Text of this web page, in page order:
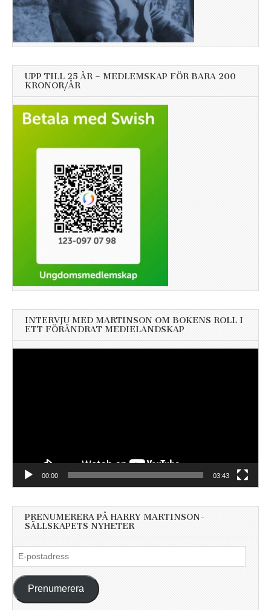
UPP TILL 25 ÅR – MEDLEMSKAP FÖR BARA 200
KRONOR/ÅR
INTERVJU MED MARTINSON OM BOKENS ROLL I
ETT FÖRÄNDRAT MEDIELANDSKAP
00:00 03:43
PRENUMERERA PÅ HARRY MARTINSON-
SÄLLSKAPETS NYHETER
E-
postadress
Prenumerera